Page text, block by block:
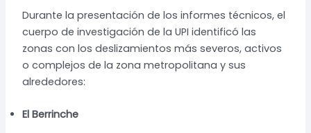
Durante la presentación de los informes técnicos, el
cuerpo de investigación de la UPI identificó las
zonas con los deslizamientos más severos, activos
o complejos de la zona metropolitana y sus
alrededores:
El Berrinche